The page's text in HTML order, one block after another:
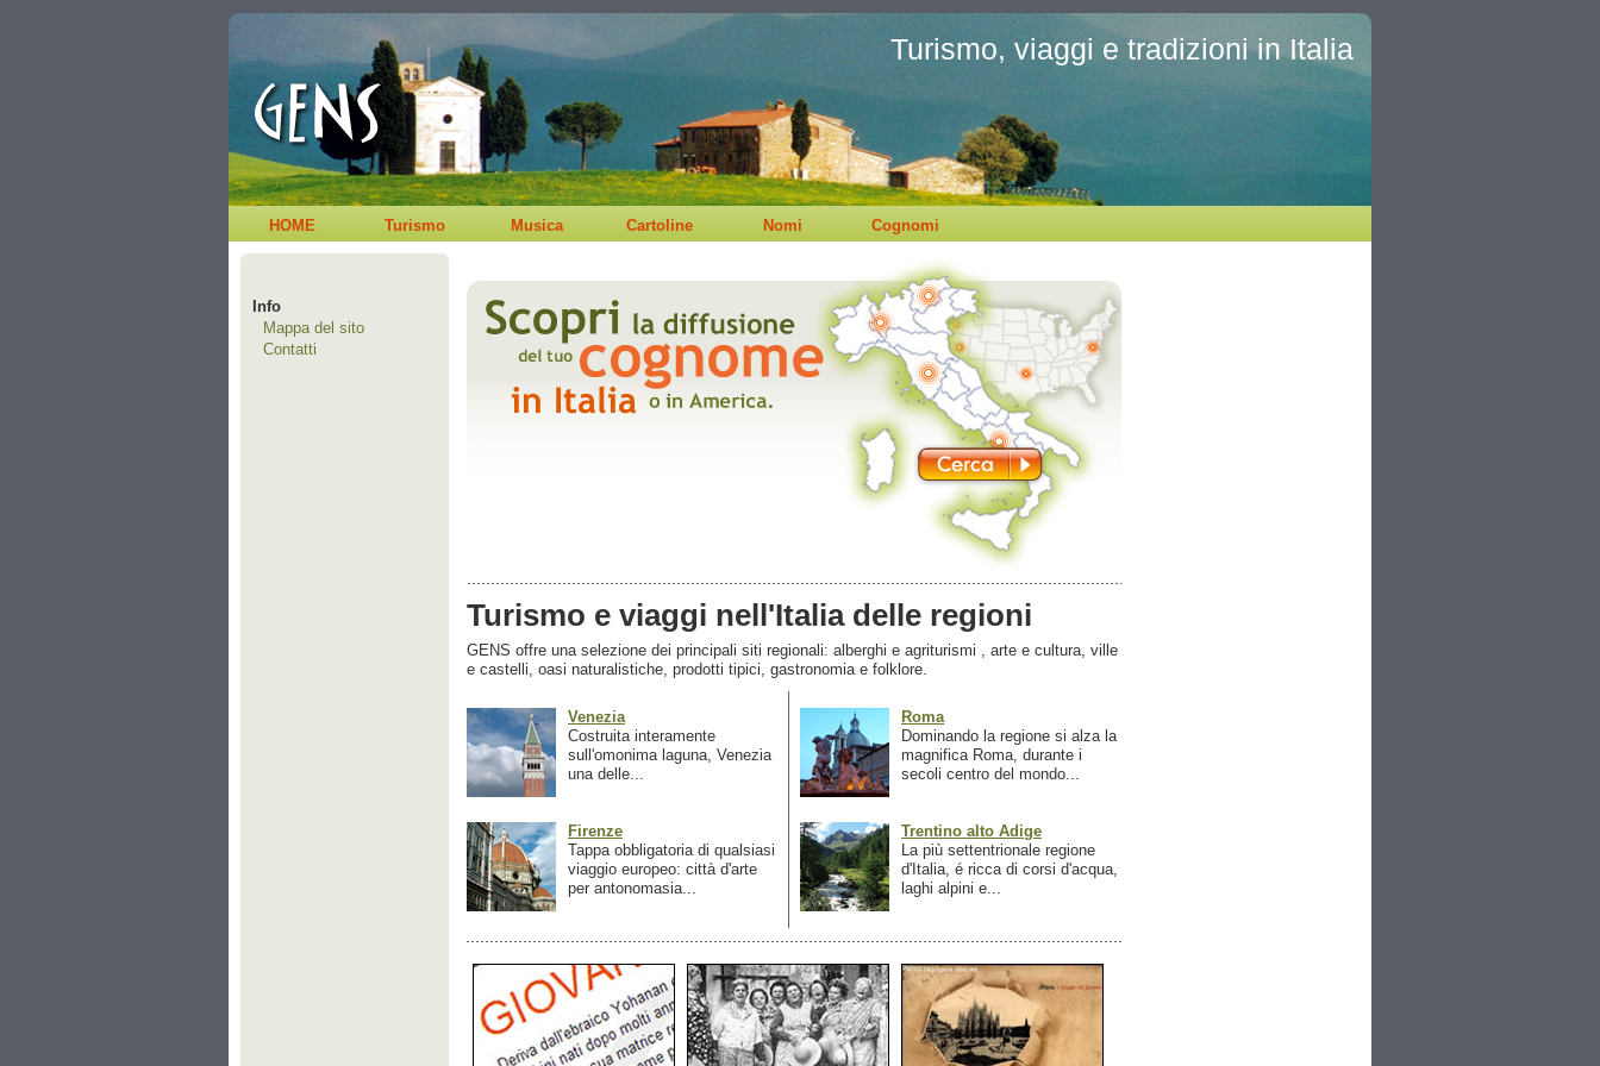
Turismo, viaggi e tradizioni in Italia
HOME Turismo Musica Cartoline Nomi Cognomi
Info
Mappa del sito
Contatti
Turismo e viaggi nell'Italia delle regioni
GENS offre una selezione dei principali siti regionali: alberghi e agriturismi , arte e cultura, ville
e castelli, oasi naturalistiche, prodotti tipici, gastronomia e folklore.
Venezia
Costruita interamente
sull'omonima laguna, Venezia
una delle...
Firenze
Tappa obbligatoria di qualsiasi
viaggio europeo: città d'arte
per antonomasia...
Roma
Dominando la regione si alza la
magnifica Roma, durante i
secoli centro del mondo...
Trentino alto Adige
La più settentrionale regione
d'Italia, é ricca di corsi d'acqua,
laghi alpini e...